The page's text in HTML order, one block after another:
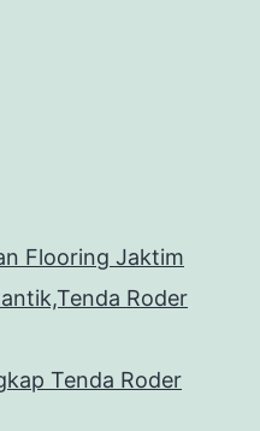
Flooring Jaktim
Roder
Tenda Roder